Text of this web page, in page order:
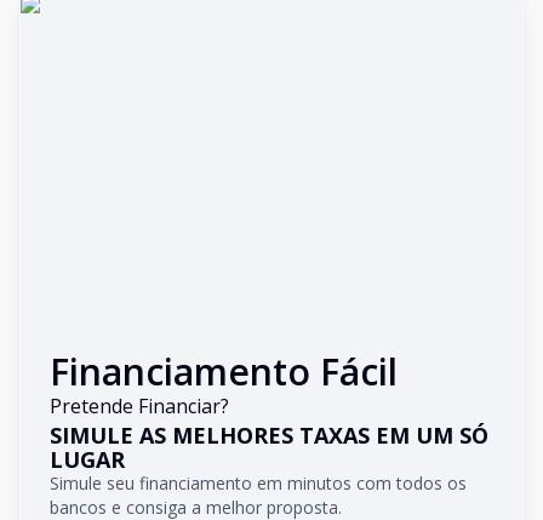
Financiamento Fácil
Pretende Financiar?
SIMULE AS MELHORES TAXAS EM UM SÓ
LUGAR
Simule seu financiamento em minutos com todos os
bancos e consiga a melhor proposta.